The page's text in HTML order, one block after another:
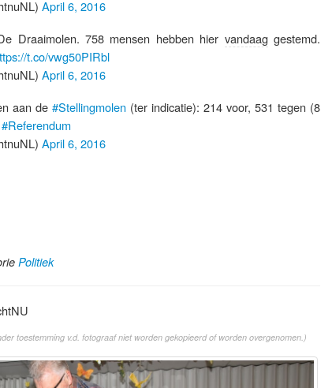
April 6, 2016
Draaimolen. 758 mensen hebben hier vandaaggestemd.
t.co/vwg50PIRbl
April 6, 2016
aan de #Stellingmolen (ter indicatie): 214 voor, 531 tegen (8
#Referendum
April 6, 2016
Politiek
toestemming v.d. fotograaf niet worden gekopieerd of worden overgenomen.)